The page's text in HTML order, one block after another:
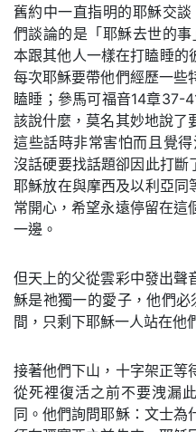
舊約中一直指明的耶穌交
們談論的是「耶穌去世的
本跟其他人一樣在打瞌睡
每次耶穌要帶他們經歷一些
瞌睡；參馬可福音14章37-
該說什麼，莫名其妙地說了
這些話時非常害怕而且覺
沒話硬要找話題卻因此打
耶穌放在與摩西及以利亞
常開心，希望永遠停留在這
一邊。
但天上的父從雲彩中發出聲
穌是祂獨一的愛子，他們
間，只剩下耶穌一人站在他
接著他們下山，十字架正等
從死裡復活之前不要洩漏
同。他們詢問耶穌：文士為